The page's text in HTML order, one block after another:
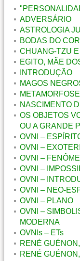
ADVERSÁRIO
ASTROLOGIA
BODAS DO
CHUANG-TZU
EGITO, MÃE
INTRODUÇÃO
MAGOS
NASCIMENTO
OS OBJETOS
OU A GRANDE
OVNI –
OVNI –
OVNI –
OVNI –
OVNI –
OVNI – NEO-
OVNI – PLANO
OVNI –
MODERNA
OVNIs – ETs
RENÉ
RENÉ